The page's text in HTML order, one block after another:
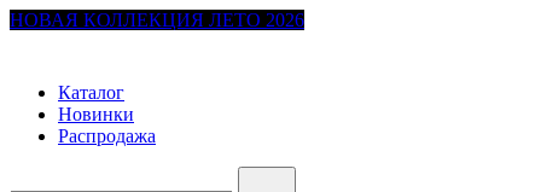
НОВАЯ КОЛЛЕКЦИЯ ЛЕТО 2026
Каталог
Новинки
Распродажа